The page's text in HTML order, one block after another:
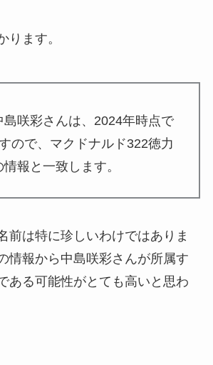
ります。
島咲彩さんは、2024年時点で
ので、マクドナルド322徳力
報と一致します。
前は特に珍しいわけではありま
情報から中島咲彩さんが所属す
ある可能性がとても高いと思わ